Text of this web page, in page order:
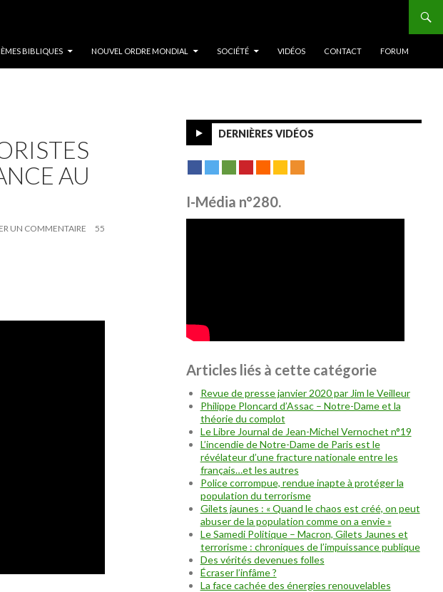
BIBLIQUES NOUVEL ORDRE MONDIAL SOCIÉTÉ VIDÉOS CONTACT FORUM
AU
UN COMMENTAIRE
55
DERNIÈRES VIDÉOS
I-Média n°280.
Articles liés à cette catégorie
Revue de presse janvier 2020 par Jim le Veilleur
Philippe Ploncard d’Assac – Notre-Dame et la
théorie du complot
Le Libre Journal de Jean-Michel Vernochet n°19
L’incendie de Notre-Dame de Paris est le
révélateur d’une fracture nationale entre les
français…et les autres
Police corrompue, rendue inapte à protéger la
population du terrorisme
Gilets jaunes : « Quand le chaos est créé, on peut
abuser de la population comme on a envie »
Le Samedi Politique – Macron, Gilets Jaunes et
terrorisme : chroniques de l’impuissance publique
Des vérités devenues folles
Écraser l’infâme ?
La face cachée des énergies renouvelables